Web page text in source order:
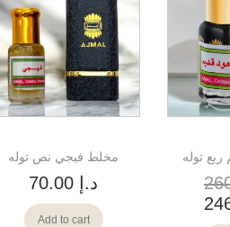
مخلط فيجي نص توله
د.إ
Add to cart
ربع توله